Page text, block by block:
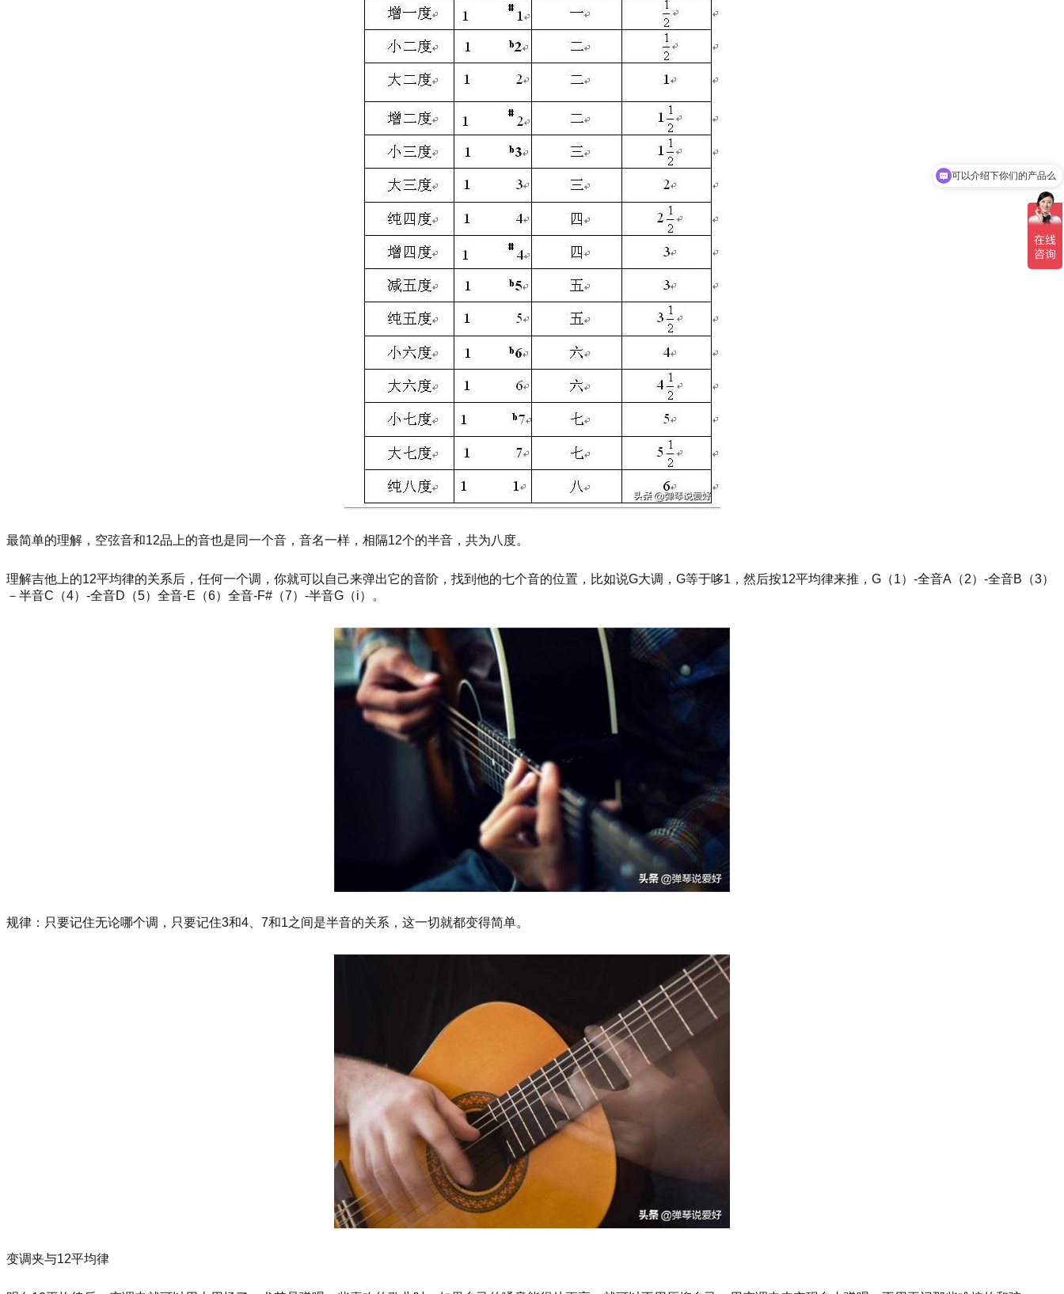
最简单的理解，空弦音和12品上的音也是同一个音，音名一样，相隔12个的半音，共为八度。
理解吉他上的12平均律的关系后，任何一个调，你就可以自己来弹出它的音阶，找到他的七个音的位置，比如说G大调，G等于哆1，然后按12平均律来推，G（1）-全音A（2）-全音B（3）
－半音C（4）-全音D（5）全音-E（6）全音-F#（7）-半音G（i）。
规律：只要记住无论哪个调，只要记住3和4、7和1之间是半音的关系，这一切就都变得简单。
变调夹与12平均律
你们是怎么收费的呢